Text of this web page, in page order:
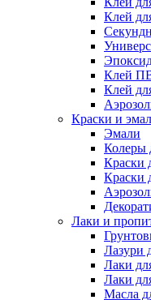
Клей
Клей
Клей
Краски и
Эмали
Колеры
Краски
Краски
Лаки и
Лазури
Лаки
Лаки
Масла